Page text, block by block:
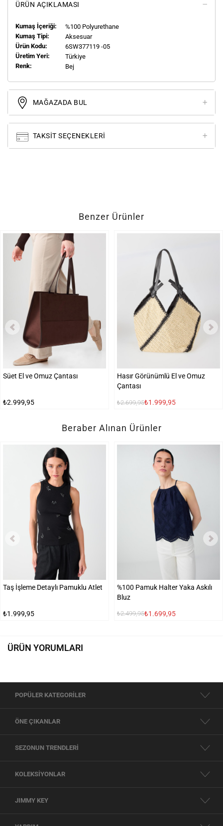
ÜRÜN AÇIKLAMASI
Kumaş İçeriği:
%100 Polyurethane
Kumaş Tipi:
Aksesuar
Ürün Kodu:
6SW377119 -05
Üretim Yeri:
Türkiye
Renk:
Bej
MAĞAZADA BUL
TAKSIT SEÇENEKLERI
Benzer Ürünler
Süet El ve Omuz Çantası
₺2.999,95
Hasır Görünümlü El ve Omuz
Çantası
₺2.699,95₺1.999,95
Beraber Alınan Ürünler
Taş İşleme Detaylı Pamuklu Atlet
₺1.999,95
%100 Pamuk Halter Yaka Askılı
Bluz
₺2.499,95₺1.699,95
ÜRÜN YORUMLARI
POPÜLER KATEGORİLER
ÖNE ÇIKANLAR
SEZONUN TRENDLERİ
KOLEKSİYONLAR
JIMMY KEY